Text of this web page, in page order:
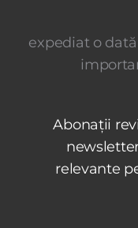
expediat o
Abonații
relevante